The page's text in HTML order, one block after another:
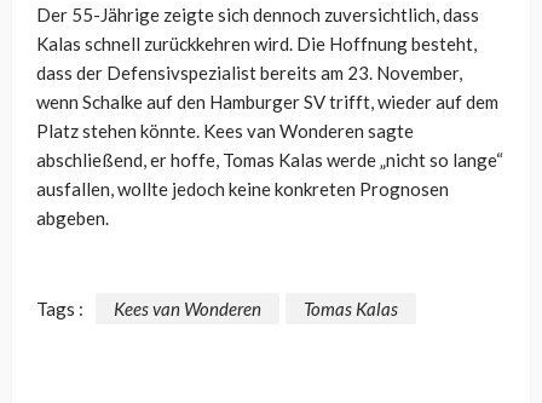
Der 55-Jährige zeigte sich dennoch zuversichtlich, dass
Kalas schnell zurückkehren wird. Die Hoffnung besteht,
dass der Defensivspezialist bereits am 23. November,
wenn Schalke auf den Hamburger SV trifft, wieder auf dem
Platz stehen könnte. Kees van Wonderen sagte
abschließend, er hoffe, Tomas Kalas werde „nicht so lange“
ausfallen, wollte jedoch keine konkreten Prognosen
abgeben.
Tags : Kees van Wonderen Tomas Kalas